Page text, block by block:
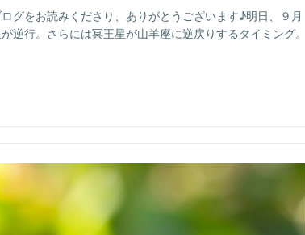
をお読みくださり、ありがとうございます♪明日、９月
逆行。さらには冥王星が山羊座に逆戻りするタイミング。